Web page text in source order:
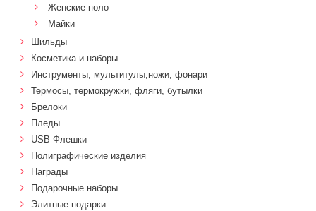
Женские поло
Майки
Шильды
Косметика и наборы
Инструменты, мультитулы,ножи, фонари
Термосы, термокружки, фляги, бутылки
Брелоки
Пледы
USB Флешки
Полиграфические изделия
Награды
Подарочные наборы
Элитные подарки